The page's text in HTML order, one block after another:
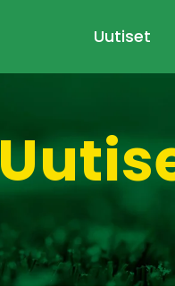
Uutiset